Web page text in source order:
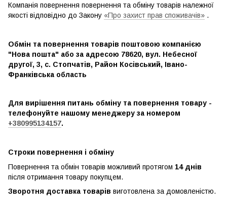
Компанія повернення повернення та обміну товарів належної
якості відповідно до Закону «Про захист прав споживачів» .
Обмін та повернення товарів поштовою компанією
"Нова пошта" або за адресою 78620, вул. Небесної
другої, 3, с. Стопчатів, Район Косівський, Івано-
Франківська область
Для вирішення питань обміну та повернення товару -
телефонуйте нашому менеджеру за номером
+380995134157.
Строки повернення і обміну
Повернення та обмін товарів можливий протягом 14 днів
після отримання товару покупцем.
Зворотня доставка товарів виготовлена ​​за домовленістю.